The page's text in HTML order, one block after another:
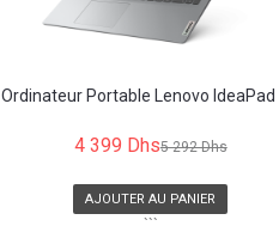
Ordinateur Portable Lenovo IdeaPad
4 399 Dhs5 292 Dhs
AJOUTER AU PANIER
```